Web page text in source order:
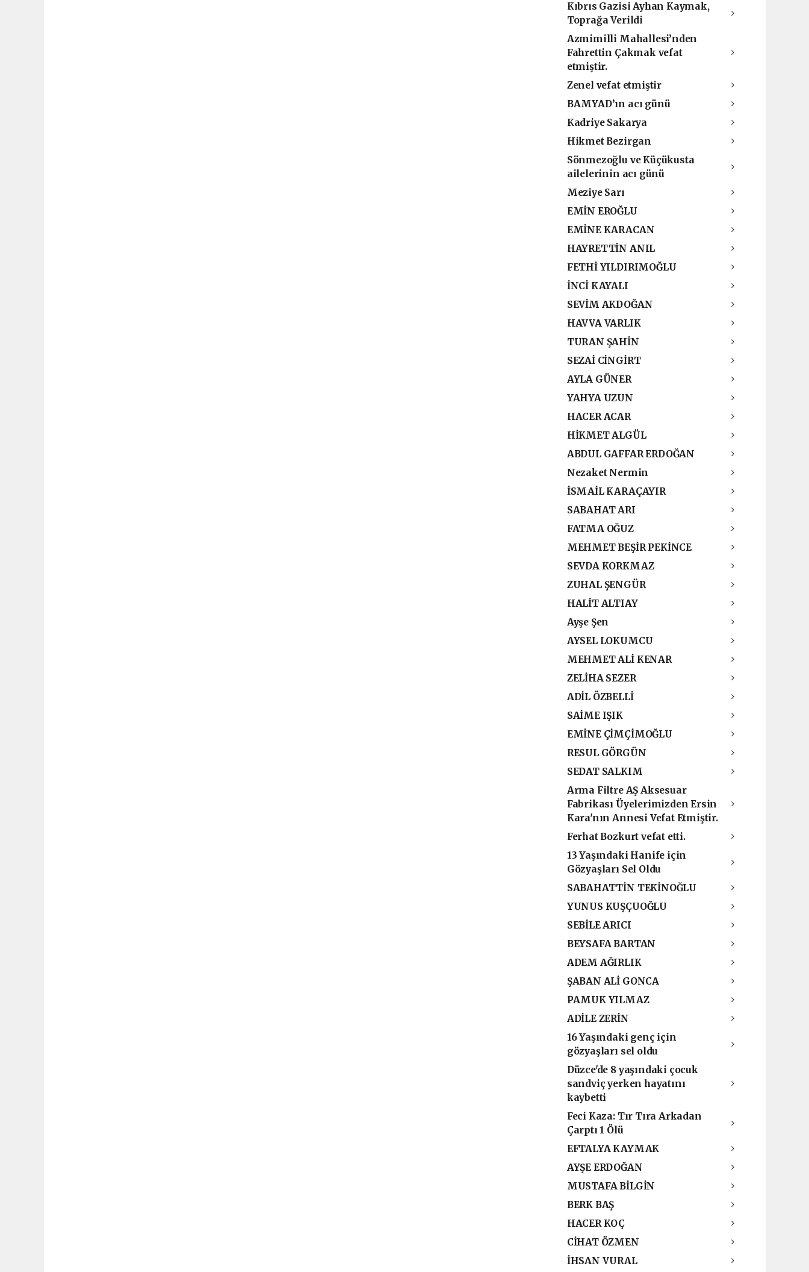
Kıbrıs Gazisi Ayhan Kaymak,
Toprağa Verildi
Azmimilli Mahallesi’nden
Fahrettin Çakmak vefat
etmiştir.
Zenel vefat etmiştir
BAMYAD’ın acı günü
Kadriye Sakarya
Hikmet Bezirgan
Sönmezoğlu ve Küçükusta
ailelerinin acı günü
Meziye Sarı
EMİN EROĞLU
EMİNE KARACAN
HAYRETTİN ANIL
FETHİ YILDIRIMOĞLU
İNCİ KAYALI
SEVİM AKDOĞAN
HAVVA VARLIK
TURAN ŞAHİN
SEZAİ CİNGİRT
AYLA GÜNER
YAHYA UZUN
HACER ACAR
HİKMET ALGÜL
ABDUL GAFFAR ERDOĞAN
Nezaket Nermin
İSMAİL KARAÇAYIR
SABAHAT ARI
FATMA OĞUZ
MEHMET BEŞİR PEKİNCE
SEVDA KORKMAZ
ZUHAL ŞENGÜR
HALİT ALTIAY
Ayşe Şen
AYSEL LOKUMCU
MEHMET ALİ KENAR
ZELİHA SEZER
ADİL ÖZBELLİ
SAİME IŞIK
EMİNE ÇİMÇİMOĞLU
RESUL GÖRGÜN
SEDAT SALKIM
Arma Filtre AŞ Aksesuar
Fabrikası Üyelerimizden Ersin
Kara'nın Annesi Vefat Etmiştir.
Ferhat Bozkurt vefat etti.
13 Yaşındaki Hanife için
Gözyaşları Sel Oldu
SABAHATTİN TEKİNOĞLU
YUNUS KUŞÇUOĞLU
SEBİLE ARICI
BEYSAFA BARTAN
ADEM AĞIRLIK
ŞABAN ALİ GONCA
PAMUK YILMAZ
ADİLE ZERİN
16 Yaşındaki genç için
gözyaşları sel oldu
Düzce'de 8 yaşındaki çocuk
sandviç yerken hayatını
kaybetti
Feci Kaza: Tır Tıra Arkadan
Çarptı 1 Ölü
EFTALYA KAYMAK
AYŞE ERDOĞAN
MUSTAFA BİLGİN
BERK BAŞ
HACER KOÇ
CİHAT ÖZMEN
İHSAN VURAL